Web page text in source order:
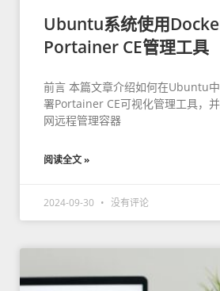
Ubuntu系统使用
Portainer CE管理工具
前言 本篇文章介绍如何在Ubuntu
署Portainer CE可视化管理工具，
网远程管理容器
阅读全文 »
2024-09-30 没有评论